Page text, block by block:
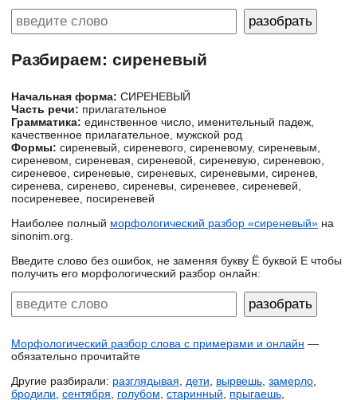
Разбираем: сиреневый
Начальная форма: СИРЕНЕВЫЙ
Часть речи: прилагательное
Грамматика: единственное число, именительный падеж,
качественное прилагательное, мужской род
Формы: сиреневый, сиреневого, сиреневому, сиреневым,
сиреневом, сиреневая, сиреневой, сиреневую, сиреневою,
сиреневое, сиреневые, сиреневых, сиреневыми, сиренев,
сиренева, сиренево, сиреневы, сиреневее, сиреневей,
посиреневее, посиреневей
Наиболее полный морфологический разбор «сиреневый» на
sinonim.org.
Введите слово без ошибок, не заменяя букву Ё буквой Е чтобы
получить его морфологический разбор онлайн:
Морфологический разбор слова с примерами и онлайн —
обязательно прочитайте
Другие разбирали: разглядывая дети вырвешь замерло
бродили сентября голубом старинный прыгаешь